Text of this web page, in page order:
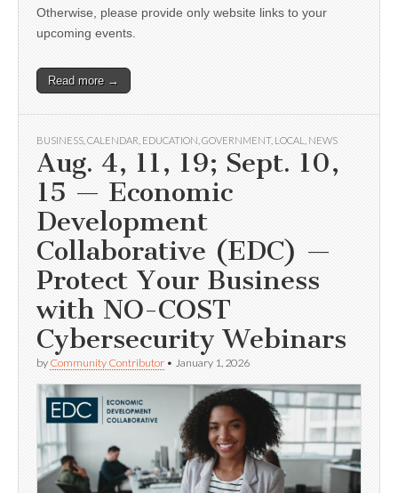
Otherwise, please provide only website links to your
upcoming events.
Read more →
BUSINESS CALENDAR EDUCATION GOVERNMENT, LOCAL NEWS
Aug. 4, 11, 19; Sept. 10,
15 — Economic
Development
Collaborative (EDC) —
Protect Your Business
with NO-COST
Cybersecurity Webinars
by Community Contributor • January 1, 2026